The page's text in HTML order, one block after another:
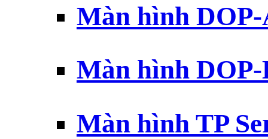
Màn hình DOP-
Màn hình DOP-
Màn hình TP